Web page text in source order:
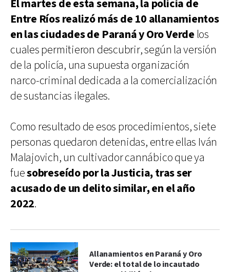
El martes de esta semana, la policía de
Entre Ríos realizó más de 10 allanamientos
en las ciudades de Paraná y Oro Verde los
cuales permitieron descubrir, según la versión
de la policía, una supuesta organización
narco-criminal dedicada a la comercialización
de sustancias ilegales.
Como resultado de esos procedimientos, siete
personas quedaron detenidas, entre ellas Iván
Malajovich, un cultivador cannábico que ya
fuesobreseído por la Justicia, tras ser
acusado de un delito similar, en el año
2022.
Allanamientos en Paraná y Oro
Verde: el total de lo incautado